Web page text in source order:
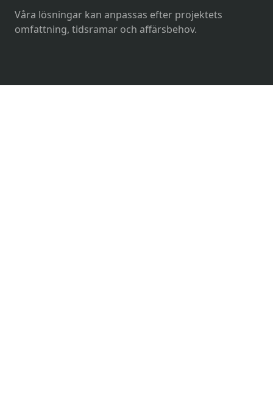
Våra lösningar kan anpassas efter projektets
omfattning, tidsramar och affärsbehov.